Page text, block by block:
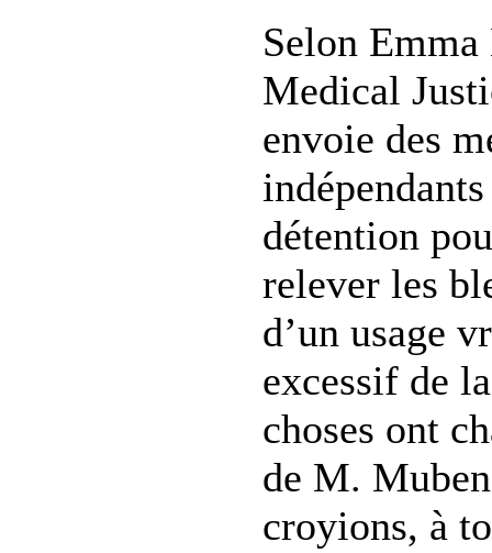
Selon
Medical
envoie des
détention
relever les
d’un usage
excessif de
choses ont
de M.
croyions, à